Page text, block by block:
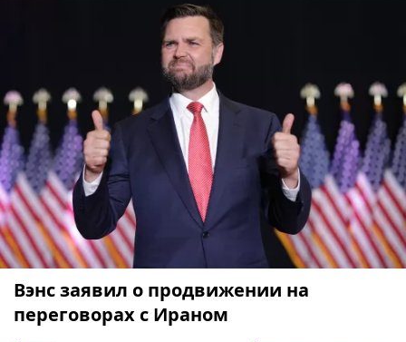
Вэнс заявил о продвижении на
переговорах с Ираном